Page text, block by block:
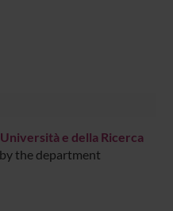
e della Ricerca
the department